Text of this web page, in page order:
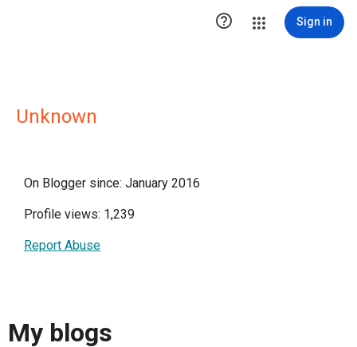
 Sign in
Unknown
On Blogger since: January 2016
Profile views: 1,239
Report Abuse
My blogs